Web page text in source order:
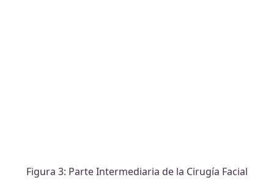
Figura 3: Parte Intermediaria de la Cirugía Facial